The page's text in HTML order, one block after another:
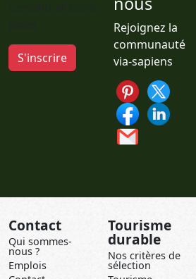
S'inscrire
Rejoignez la
communauté
via-sapiens
Contact
Qui sommes-
nous ?
Emplois
Tourisme
durable
Nos critères de
sélection